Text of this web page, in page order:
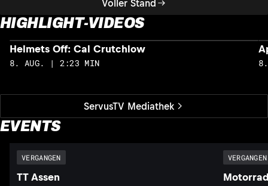
Voller Stand
HIGHLIGHT-VIDEOS
ServusTV Mediathek
Helmets Off: Cal Crutchlow
8. AUG. | 2:23 MIN
EVENTS
VERGANGEN
TT Assen
VERGANGEN